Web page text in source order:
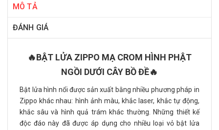
MÔ TẢ
ĐÁNH GIÁ
🔥BẬT LỬA ZIPPO MẠ CROM HÌNH PHẬT
NGỒI DƯỚI CÂY BỒ ĐỀ🔥
Bật lửa hình nổi được sản xuất bằng nhiều phương pháp in
Zippo khác nhau: hình ảnh màu, khắc laser, khắc tự động,
khắc sâu và hình quả trám khác thường. Những thiết kế
độc đáo này đã được áp dụng cho nhiều loại vỏ bật lửa